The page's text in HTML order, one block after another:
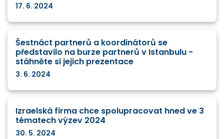
17. 6. 2024
Šestnáct partnerů a koordinátorů se
představilo na burze partnerů v Istanbulu -
stáhněte si jejich prezentace
3. 6. 2024
Izraelská firma chce spolupracovat hned ve 3
tématech výzev 2024
30. 5. 2024